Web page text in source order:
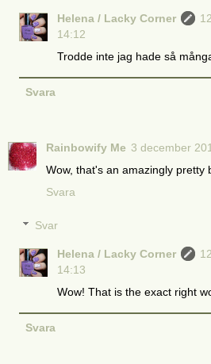
Helena / Lacky Corner
14:12
Trodde inte jag hade så
Svara
Rainbowify Me 3 december
Wow, that's an amazingly pretty
Svara
Svar
Helena / Lacky Corner
14:13
Wow! That is the exact right
Svara